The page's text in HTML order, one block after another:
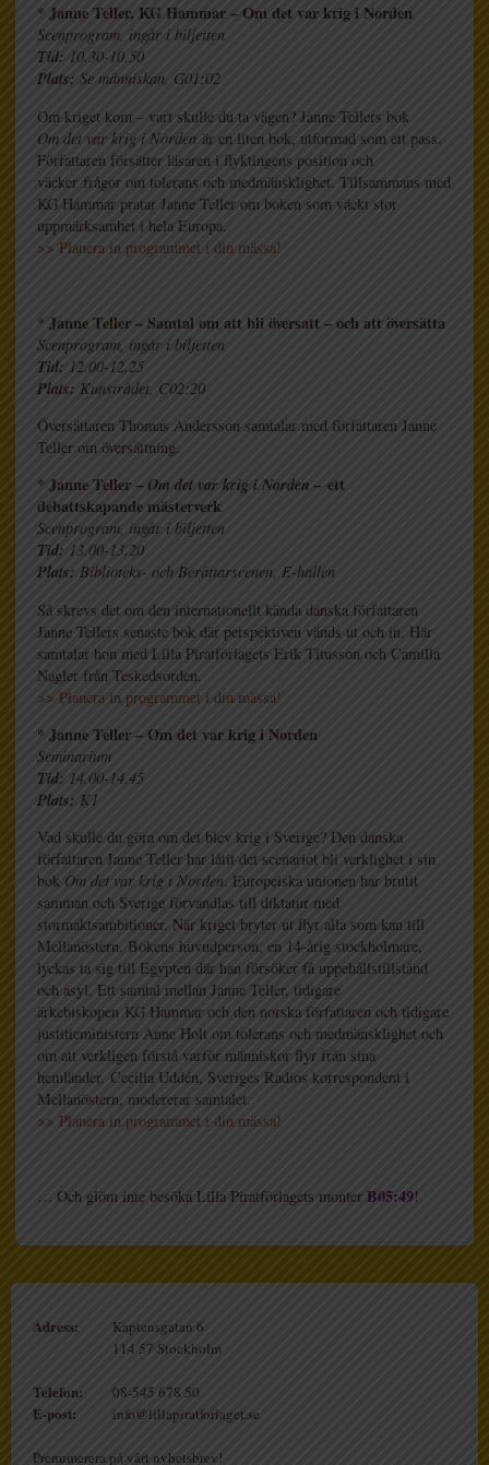
* Janne Teller, KG Hammar – Om det var krig i Norden
Scenprogram, ingår i biljetten
Tid: 10.30-10.50
Plats: Se människan, G01:02
Om kriget kom – vart skulle du ta vägen? Janne Tellers bok
Om det var krig i Norden är en liten bok, utformad som ett pass.
Författaren försätter läsaren i flyktingens position och
väcker frågor om tolerans och medmänsklighet. Tillsammans med
KG Hammar pratar Janne Teller om boken som väckt stor
uppmärksamhet i hela Europa.
>> Planera in programmet i din mässa!
*Janne Teller – Samtal om att bli översatt – och att översätta
Scenprogram, ingår i biljetten
Tid: 12.00-12.25
Plats:Kunstrådet, C02:20
Översättaren Thomas Andersson samtalar med författaren Janne
Teller om översättning.
* Janne Teller –Om det var krig i Norden – ett
debattskapande mästerverk
Scenprogram, ingår i biljetten
Tid: 13.00-13.20
Plats: Biblioteks- och Berättarscenen, E-hallen
Så skrevs det om den internationellt kända danska författaren
Janne Tellers senaste bok där perspektiven vänds ut och in. Här
samtalar hon med Lilla Piratförlagets Erik Titusson och Camilla
Nagler från Teskedsorden.
>> Planera in programmet i din mässa!
* Janne Teller – Om det var krig i Norden
Seminarium
Tid: 14.00-14.45
Plats: K1
Vad skulle du göra om det blev krig i Sverige? Den danska
författaren Janne Teller har låtit det scenariot bli verklighet i sin
bok Om det var krig i Norden. Europeiska unionen har brutit
samman och Sverige förvandlas till diktatur med
stormaktsambitioner. När kriget bryter ut flyr alla som kan till
Mellanöstern. Bokens huvudperson, en 14-årig stockholmare,
lyckas ta sig till Egypten där han försöker få uppehållstillstånd
och asyl. Ett samtal mellan Janne Teller, tidigare
ärkebiskopen KG Hammar och den norska författaren och tidigare
justitieministern Anne Holt om tolerans och medmänsklighet och
om att verkligen förstå varför människor flyr från sina
hemländer. Cecilia Uddén, Sveriges Radios korrespondent i
Mellanöstern, modererar samtalet.
>> Planera in programmet i din mässa!
… Och glöm inte besöka Lilla Piratförlagets monterB05:49!
Adress:
Kaptensgatan 6
114 57 Stockholm
Telefon: 08-545 678 50
E-post: info@lillapiratforlaget.se
Prenumerera på vårt nyhetsbrev!